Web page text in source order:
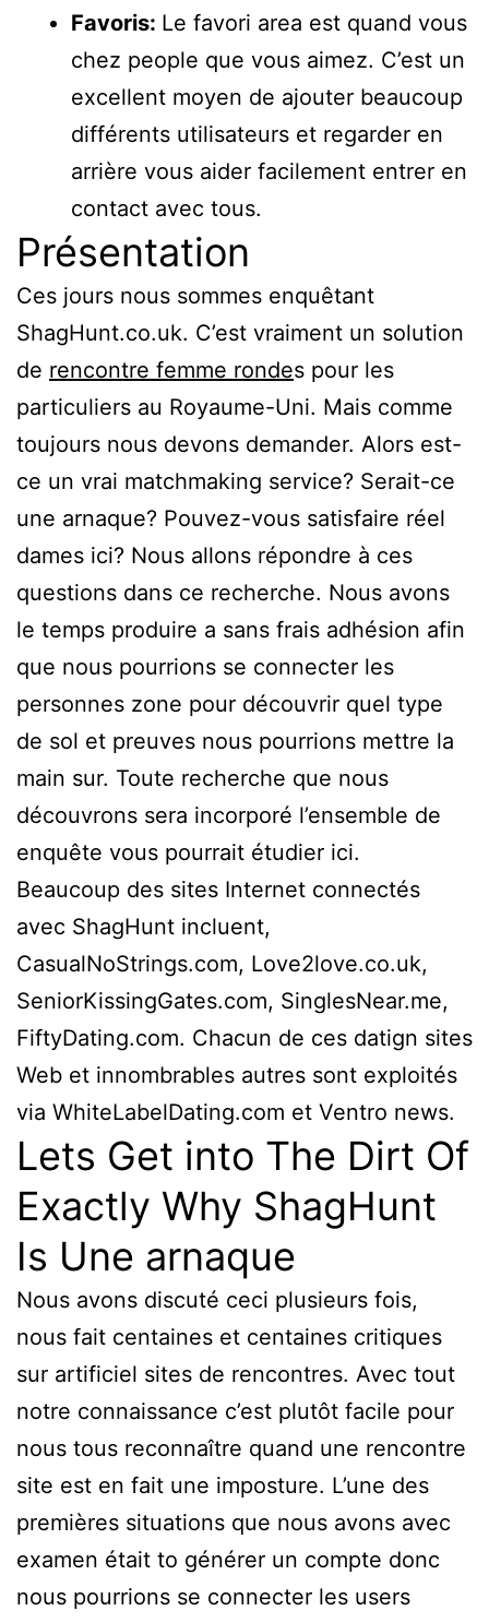
Favoris: Le favori area est quand vous
chez people que vous aimez. C’est un
excellent moyen de ajouter beaucoup
différents utilisateurs et regarder en
arrière vous aider facilement entrer en
contact avec tous.
Présentation
Ces jours nous sommes enquêtant
ShagHunt.co.uk. C’est vraiment un solution
de rencontre femme rondes pour les
particuliers au Royaume-Uni. Mais comme
toujours nous devons demander. Alors est-
ce un vrai matchmaking service? Serait-ce
une arnaque? Pouvez-vous satisfaire réel
dames ici? Nous allons répondre à ces
questions dans ce recherche. Nous avons
le temps produire a sans frais adhésion afin
que nous pourrions se connecter les
personnes zone pour découvrir quel type
de sol et preuves nous pourrions mettre la
main sur. Toute recherche que nous
découvrons sera incorporé l’ensemble de
enquête vous pourrait étudier ici.
Beaucoup des sites Internet connectés
avec ShagHunt incluent,
CasualNoStrings.com, Love2love.co.uk,
SeniorKissingGates.com, SinglesNear.me,
FiftyDating.com. Chacun de ces datign sites
Web et innombrables autres sont exploités
via WhiteLabelDating.com et Ventro news.
Lets Get into The Dirt Of
Exactly Why ShagHunt
Is Une arnaque
Nous avons discuté ceci plusieurs fois,
nous fait centaines et centaines critiques
sur artificiel sites de rencontres. Avec tout
notre connaissance c’est plutôt facile pour
nous tous reconnaître quand une rencontre
site est en fait une imposture. L’une des
premières situations que nous avons avec
examen était to générer un compte donc
nous pourrions se connecter les users